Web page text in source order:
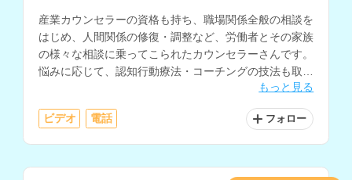
産業カウンセラーの資格も持ち、職場関係全般の相談を
はじめ、人間関係の修復・調整など、労働者とその家族
の様々な相談に乗ってこられたカウンセラーさんです。
悩みに応じて、認知行動療法・コーチングの技法も取り
もっと見る
ビデオ 電話 フォロー